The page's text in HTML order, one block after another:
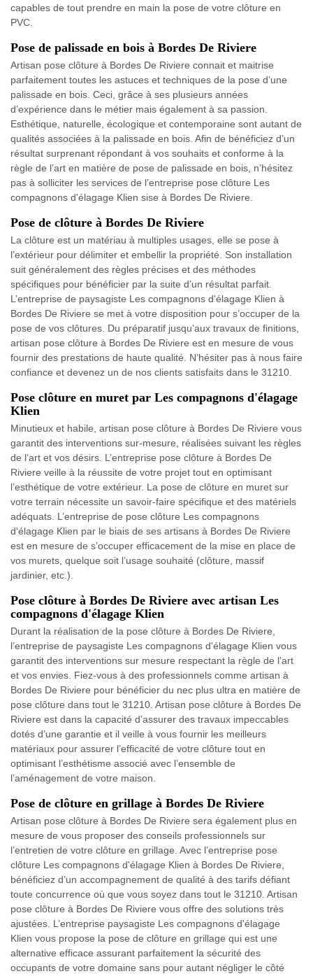
capables de tout prendre en main la pose de votre clôture en
PVC.
Pose de palissade en bois à Bordes De Riviere
Artisan pose clôture à Bordes De Riviere connait et maitrise
parfaitement toutes les astuces et techniques de la pose d’une
palissade en bois. Ceci, grâce à ses plusieurs années
d’expérience dans le métier mais également à sa passion.
Esthétique, naturelle, écologique et contemporaine sont autant de
qualités associées à la palissade en bois. Afin de bénéficiez d’un
résultat surprenant répondant à vos souhaits et conforme à la
règle de l’art en matière de pose de palissade en bois, n’hésitez
pas à solliciter les services de l’entreprise pose clôture Les
compagnons d'élagage Klien sise à Bordes De Riviere.
Pose de clôture à Bordes De Riviere
La clôture est un matériau à multiples usages, elle se pose à
l’extérieur pour délimiter et embellir la propriété. Son installation
suit généralement des règles précises et des méthodes
spécifiques pour bénéficier par la suite d’un résultat parfait.
L’entreprise de paysagiste Les compagnons d'élagage Klien à
Bordes De Riviere se met à votre disposition pour s’occuper de la
pose de vos clôtures. Du préparatif jusqu’aux travaux de finitions,
artisan pose clôture à Bordes De Riviere est en mesure de vous
fournir des prestations de haute qualité. N’hésiter pas à nous faire
confiance et devenez un de nos clients satisfaits dans le 31210.
Pose clôture en muret par Les compagnons d'élagage
Klien
Minutieux et habile, artisan pose clôture à Bordes De Riviere vous
garantit des interventions sur-mesure, réalisées suivant les règles
de l’art et vos désirs. L’entreprise pose clôture à Bordes De
Riviere veille à la réussite de votre projet tout en optimisant
l’esthétique de votre extérieur. La pose de clôture en muret sur
votre terrain nécessite un savoir-faire spécifique et des matériels
adéquats. L’entreprise de pose clôture Les compagnons
d'élagage Klien par le biais de ses artisans à Bordes De Riviere
est en mesure de s’occuper efficacement de la mise en place de
vos murets, quelque soit l’usage souhaité (clôture, massif
jardinier, etc.).
Pose clôture à Bordes De Riviere avec artisan Les
compagnons d'élagage Klien
Durant la réalisation de la pose clôture à Bordes De Riviere,
l’entreprise de paysagiste Les compagnons d'élagage Klien vous
garantit des interventions sur mesure respectant la règle de l’art
et vos envies. Fiez-vous à des professionnels comme artisan à
Bordes De Riviere pour bénéficier du nec plus ultra en matière de
pose clôture dans tout le 31210. Artisan pose clôture à Bordes De
Riviere est dans la capacité d’assurer des travaux impeccables
dotés d’une garantie et il veille à vous fournir les meilleurs
matériaux pour assurer l’efficacité de votre clôture tout en
optimisant l’esthétisme associé avec l’ensemble de
l’aménagement de votre maison.
Pose de clôture en grillage à Bordes De Riviere
Artisan pose clôture à Bordes De Riviere sera également plus en
mesure de vous proposer des conseils professionnels sur
l’entretien de votre clôture en grillage. Avec l’entreprise pose
clôture Les compagnons d'élagage Klien à Bordes De Riviere,
bénéficiez d’un accompagnement de qualité à des tarifs défiant
toute concurrence où que vous soyez dans tout le 31210. Artisan
pose clôture à Bordes De Riviere vous offre des solutions très
ajustées. L’entreprise paysagiste Les compagnons d'élagage
Klien vous propose la pose de clôture en grillage qui est une
alternative efficace assurant parfaitement la sécurité des
occupants de votre domaine sans pour autant négliger le côté